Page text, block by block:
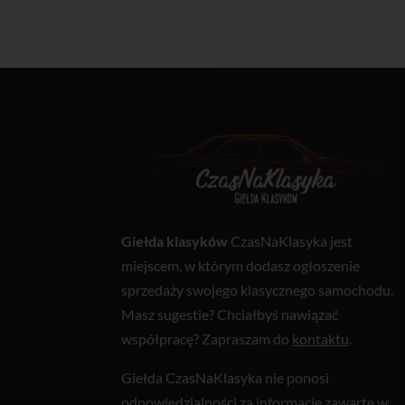
Giełda klasyków CzasNaKlasyka jest
miejscem, w którym dodasz ogłoszenie
sprzedaży swojego klasycznego samochodu.
Masz sugestie? Chciałbyś nawiązać
współpracę? Zapraszam do kontaktu.
Giełda CzasNaKlasyka nie ponosi